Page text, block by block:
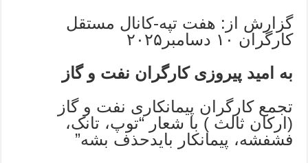
گزارش از: هفت تپه-کانال مستقل
کارگران ۱۰ دسامبر۲۰۲۵
به امید پیروزی کارگران نفت و گاز
تجمع کارگران پیمانکاری نفت و گاز
(ارکان ثالث ) با شعار “توپ، تانک،
فشفشه، پیمانکار بایدحذف بشه”